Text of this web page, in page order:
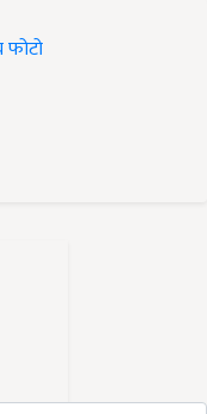
फोटो